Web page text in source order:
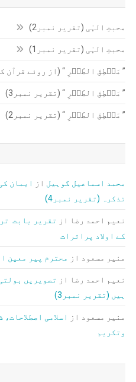
محبتِ الہٰی (تقریر نمبر2)
محبتِ الہٰی (تقریر نمبر1)
” مَنۡطِقَ الطَّیۡرِ “ (از روئے قرآن
” مَنۡطِقَ الطَّیۡرِ “ (تقریر نمبر3)
” مَنۡطِقَ الطَّیۡرِ “ (تقریر نمبر2)
محمد اسماعیل گوہیل از
ایمان
تذکرہ (تقریر نمبر4)
نعیم احمد رضا از تقریر بابت
کے اولاد پراثرات
منیر مسعود از محترم پیر معین
نعیم احمد رضا از تصویریں
ہیں (تقریر نمبر3)
منیر مسعود از
اسلامی
وتکریم